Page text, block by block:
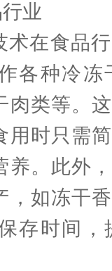
业
在食品行
各种冷
肉类等。
用时只需
养。此外
，如冻干
存时间，